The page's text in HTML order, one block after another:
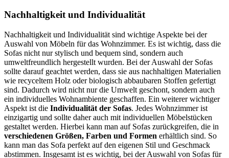
Nachhaltigkeit und Individualität
Nachhaltigkeit und Individualität sind wichtige Aspekte bei der
Auswahl von Möbeln für das Wohnzimmer. Es ist wichtig, dass die
Sofas nicht nur stylisch und bequem sind, sondern auch
umweltfreundlich hergestellt wurden. Bei der Auswahl der Sofas
sollte darauf geachtet werden, dass sie aus nachhaltigen Materialien
wie recyceltem Holz oder biologisch abbaubaren Stoffen gefertigt
sind. Dadurch wird nicht nur die Umwelt geschont, sondern auch
ein individuelles Wohnambiente geschaffen. Ein weiterer wichtiger
Aspekt ist die Individualität der Sofas. Jedes Wohnzimmer ist
einzigartig und sollte daher auch mit individuellen Möbelstücken
gestaltet werden. Hierbei kann man auf Sofas zurückgreifen, die in
verschiedenen Größen, Farben und Formen erhältlich sind. So
kann man das Sofa perfekt auf den eigenen Stil und Geschmack
abstimmen. Insgesamt ist es wichtig, bei der Auswahl von Sofas für